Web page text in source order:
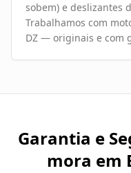
sobem) e deslizantes
Trabalhamos com
DZ — originais e com
Garantia e
mora em